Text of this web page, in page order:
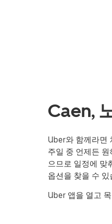
Caen,
Uber와 함께라면
주일 중 언제든
으므로 일정에 맞
옵션을 찾을 수 있
Uber 앱을 열고